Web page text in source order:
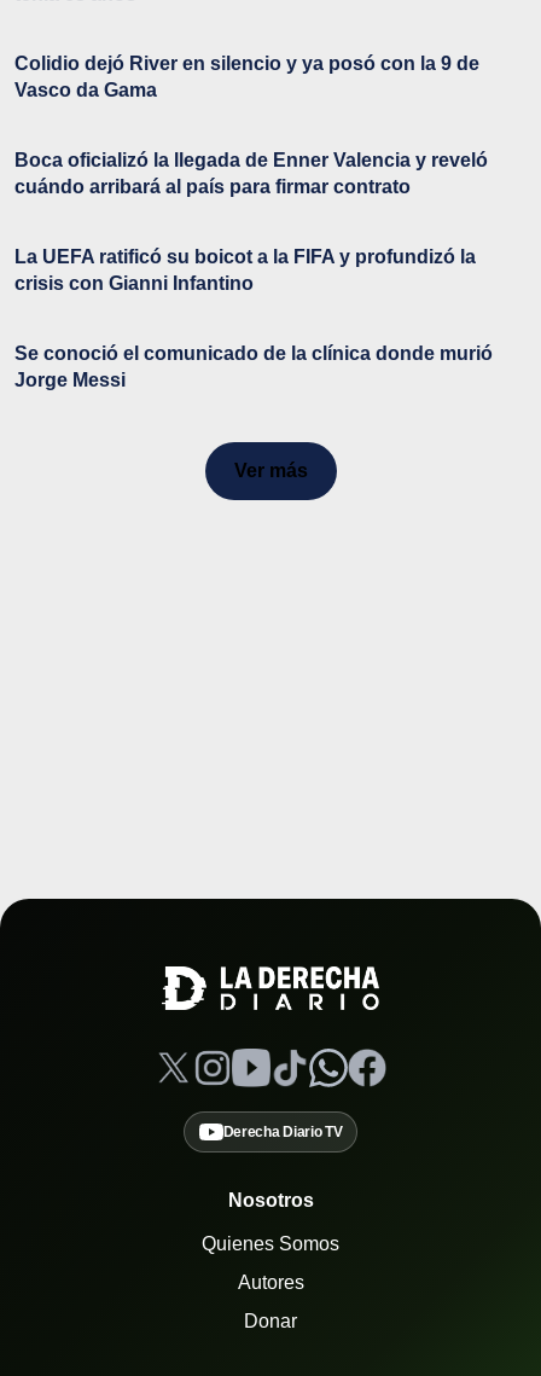
Colidio dejó River en silencio y ya posó con la 9 de
Vasco da Gama
Boca oficializó la llegada de Enner Valencia y reveló
cuándo arribará al país para firmar contrato
La UEFA ratificó su boicot a la FIFA y profundizó la
crisis con Gianni Infantino
Se conoció el comunicado de la clínica donde murió
Jorge Messi
Ver más
Derecha Diario TV
Nosotros
Quienes Somos
Autores
Donar